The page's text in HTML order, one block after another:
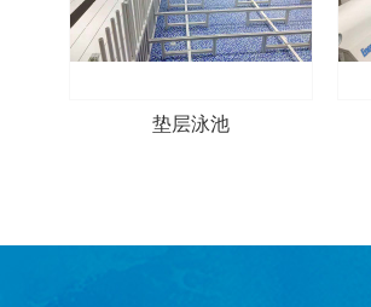
垫层泳池